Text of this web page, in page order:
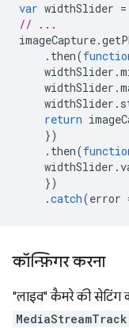
var widthSlider =
// ...
imageCapture.
. then(
widthSlider .
widthSlider .
widthSlider .
return
})
. then(
widthSlider .
})
.catch(error
कॉन्फ़िगर करना
"लाइव" कैमरे की
MediaStreamTrack